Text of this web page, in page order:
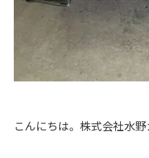
こんにちは。株式会社水野